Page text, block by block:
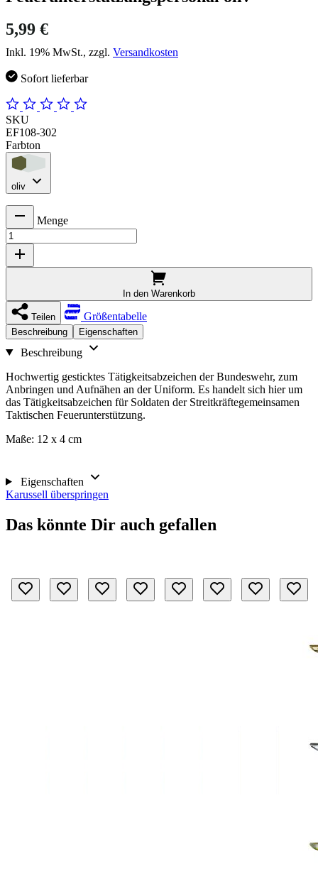
5,99 €
Inkl. 19% MwSt., zzgl. Versandkosten
Sofort lieferbar
SKU
EF108-302
Farbton
oliv
Menge
In den Warenkorb
Teilen Größentabelle
Beschreibung Eigenschaften
Beschreibung
Hochwertig gesticktes Tätigkeitsabzeichen der Bundeswehr, zum
Anbringen und Aufnähen an der Uniform. Es handelt sich hier um
das Tätigkeitsabzeichen für Soldaten der Streitkräftegemeinsamen
Taktischen Feuerunterstützung.
Maße: 12 x 4 cm
Eigenschaften
Karussell überspringen
Das könnte Dir auch gefallen